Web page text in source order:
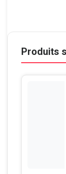
Produits